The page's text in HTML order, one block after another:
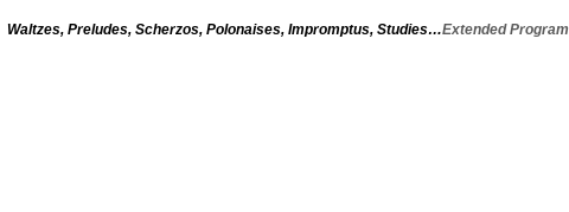
Waltzes, Preludes, Scherzos, Polonaises, Impromptus, Studies…Extended Program